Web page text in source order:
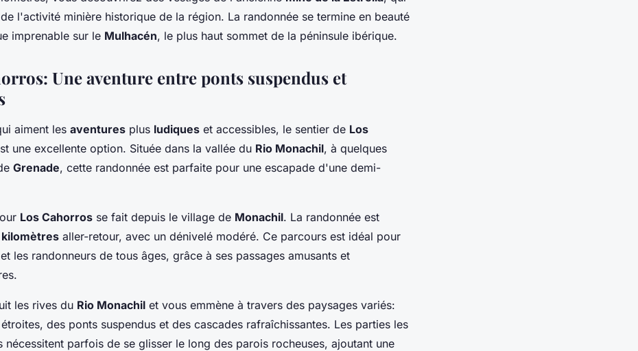
l'activité minière historique de la région. La randonnée se termine en beauté
imprenable sur le Mulhacén, le plus haut sommet de la péninsule ibérique.
Une aventure entre ponts suspendus et
aiment les aventures plus ludiques et accessibles, le sentier de Los
une excellente option. Située dans la vallée du Rio Monachil, à quelques
Grenade, cette randonnée est parfaite pour une escapade d'une demi-
Los Cahorros se fait depuis le village de Monachil. La randonnée est
aller-retour, avec un dénivelé modéré. Ce parcours est idéal pour
les randonneurs de tous âges, grâce à ses passages amusants et
les rives du Rio Monachil et vous emmène à travers des paysages variés:
des ponts suspendus et des cascades rafraîchissantes. Les parties les
nécessitent parfois de se glisser le long des parois rocheuses, ajoutant une